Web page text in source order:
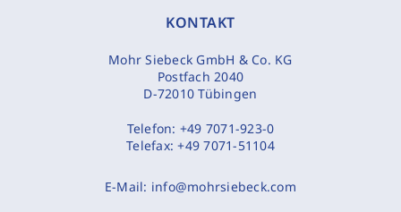
KONTAKT
Mohr Siebeck GmbH & Co. KG
Postfach 2040
D-72010 Tübingen
Telefon: +49 7071-923-0
Telefax:+49 7071-51104
E-Mail: info@mohrsiebeck.com